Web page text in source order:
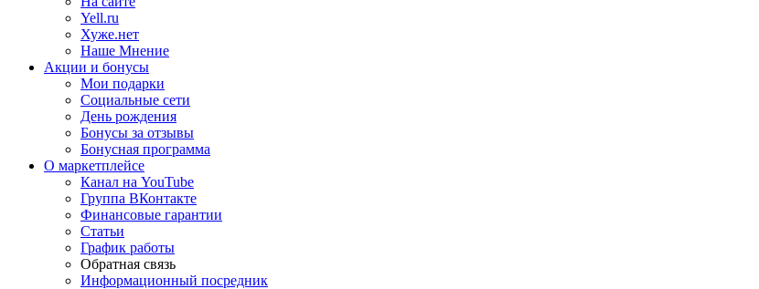
Yell.ru
Хуже.нет
Наше Мнение
Акции и бонусы
Мои подарки
Социальные сети
День рождения
Бонусы за отзывы
Бонусная программа
О маркетплейсе
Канал на YouTube
Группа ВКонтакте
Финансовые гарантии
Статьи
График работы
Обратная связь
Информационный посредник